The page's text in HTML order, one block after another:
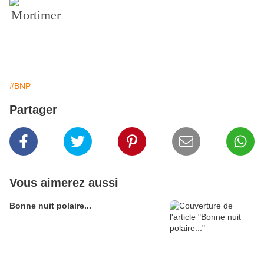
Mortimer
#BNP
Partager
Vous aimerez aussi
Bonne nuit polaire...